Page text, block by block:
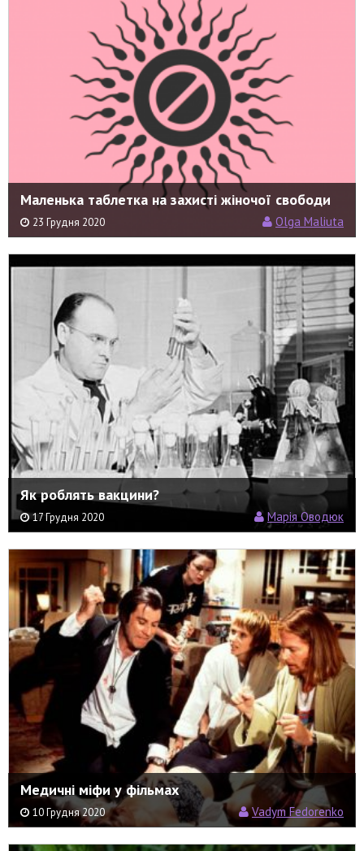
Маленька таблетка на захисті жіночої свободи
23 Грудня 2020 Olga Maliuta
Як роблять вакцини?
17 Грудня 2020 Марія Оводюк
Медичні міфи у фільмах
10 Грудня 2020 Vadym Fedorenko